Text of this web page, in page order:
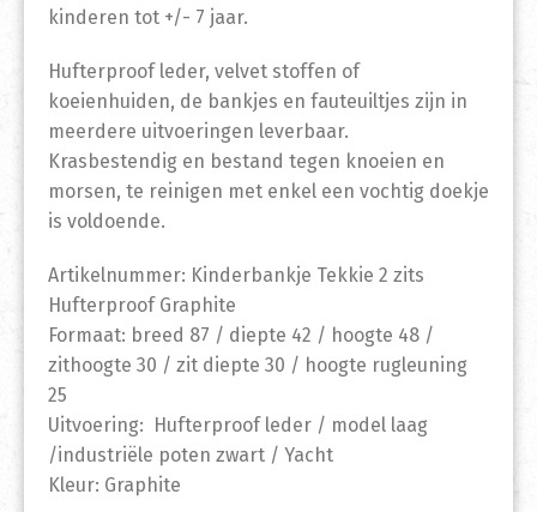
kinderen tot +/- 7 jaar.
Hufterproof leder, velvet stoffen of
koeienhuiden, de bankjes en fauteuiltjes zijn in
meerdere uitvoeringen leverbaar.
Krasbestendig en bestand tegen knoeien en
morsen, te reinigen met enkel een vochtig doekje
is voldoende.
Artikelnummer: Kinderbankje Tekkie 2 zits
Hufterproof Graphite
Formaat: breed 87 / diepte 42 / hoogte 48 /
zithoogte 30 / zit diepte 30 / hoogte rugleuning
25
Uitvoering: Hufterproof leder / model laag
/industriële poten zwart / Yacht
Kleur: Graphite